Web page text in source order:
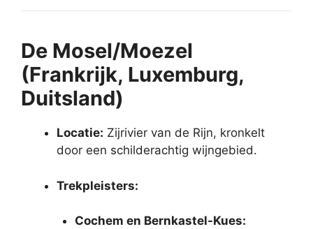
De Mosel/Moezel
(Frankrijk, Luxemburg,
Duitsland)
Locatie: Zijrivier van de Rijn, kronkelt
door een schilderachtig wijngebied.
Trekpleisters:
Cochem en Bernkastel-Kues: